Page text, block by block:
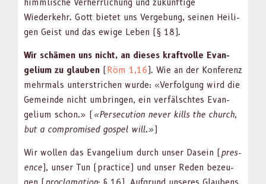
himm­lis­che Ver­her­rlichung und zukün­ftige
Wiederkehr. Gott bietet uns Verge­bung, seinen Heili­
gen Geist und das ewige Leben (§ 18).
Wir schä­men uns nicht, an dieses kraftvolle Evan­
geli­um zu glauben (Röm 1,16). Wie an der Kon­ferenz
mehrmals unter­strichen wurde: «Ver­fol­gung wird die
Gemeinde nicht umbrin­gen, ein ver­fälscht­es Evan­
geli­um schon.» ( «Per­se­cu­tion nev­er kills the church,
but a com­pro­mised gospel will.»)
Wir wollen das Evan­geli­um durch unser Dasein (pres­
ence), unser Tun (prac­tice) und unser Reden bezeu­